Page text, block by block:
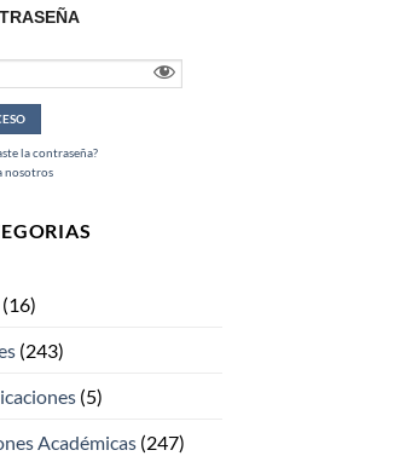
la contraseña?
nosotros
(243)
(5)
Académicas(247)